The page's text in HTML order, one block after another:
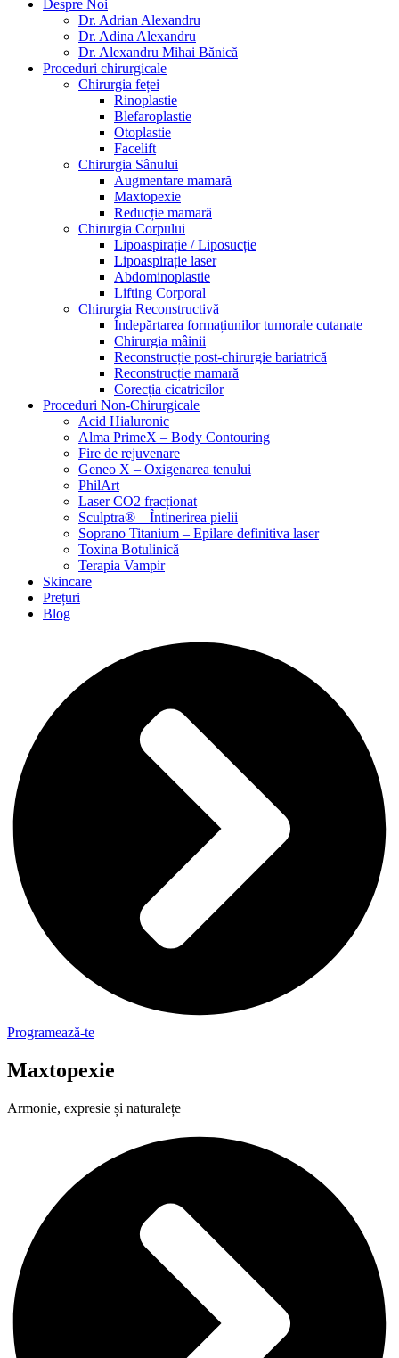
Despre Noi
Dr. Adrian Alexandru
Dr. Adina Alexandru
Dr. Alexandru Mihai Bănică
Proceduri chirurgicale
Chirurgia feței
Rinoplastie
Blefaroplastie
Otoplastie
Facelift
Chirurgia Sânului
Augmentare mamară
Maxtopexie
Reducție mamară
Chirurgia Corpului
Lipoaspirație / Liposucție
Lipoaspirație laser
Abdominoplastie
Lifting Corporal
Chirurgia Reconstructivă
Îndepărtarea formațiunilor tumorale cutanate
Chirurgia mâinii
Reconstrucție post-chirurgie bariatrică
Reconstrucție mamară
Corecția cicatricilor
Proceduri Non-Chirurgicale
Acid Hialuronic
Alma PrimeX – Body Contouring
Fire de rejuvenare
Geneo X – Oxigenarea tenului
PhilArt
Laser CO2 fracționat
Sculptra® – Întinerirea pielii
Soprano Titanium – Epilare definitiva laser
Toxina Botulinică
Terapia Vampir
Skincare
Prețuri
Blog
Programează-te
Maxtopexie
Armonie, expresie și naturalețe